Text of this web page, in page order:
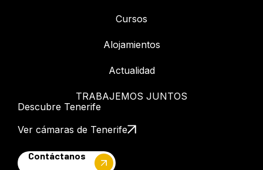
Cursos
Alojamientos
Actualidad
TRABAJEMOS JUNTOS
Descubre Tenerife
Ver cámaras de Tenerife
Contáctanos